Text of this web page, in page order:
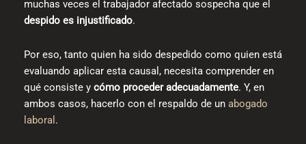
muchas veces el trabajador afectado sospecha que el
despido es injustificado.
Por eso, tanto quien ha sido despedido como quien está
evaluando aplicar esta causal, necesita comprender en
qué consiste y cómo proceder adecuadamente. Y, en
ambos casos, hacerlo con el respaldo de un abogado
laboral .